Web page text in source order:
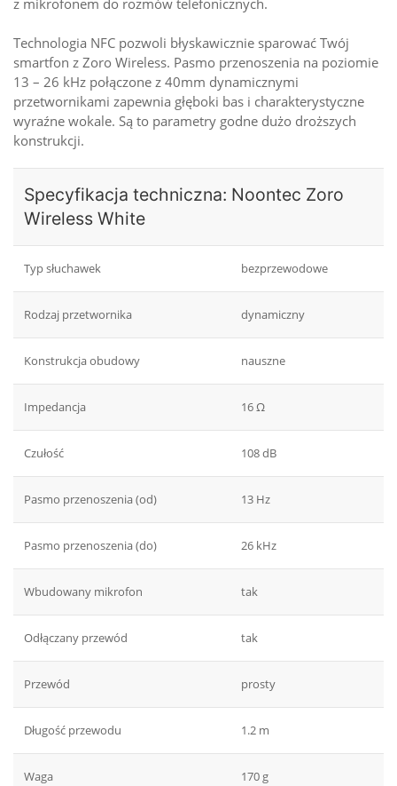
z mikrofonem do rozmów telefonicznych.
Technologia NFC pozwoli błyskawicznie sparować Twój
smartfon z Zoro Wireless. Pasmo przenoszenia na poziomie
13 – 26 kHz połączone z 40mm dynamicznymi
przetwornikami zapewnia głęboki bas i charakterystyczne
wyraźne wokale. Są to parametry godne dużo droższych
konstrukcji.
Specyfikacja techniczna: Noontec Zoro
Wireless White
Typ słuchawek bezprzewodowe
Rodzaj przetwornika dynamiczny
Konstrukcja obudowy nauszne
Impedancja 16 Ω
Czułość 108 dB
Pasmo przenoszenia (od) 13 Hz
Pasmo przenoszenia (do) 26 kHz
Wbudowany mikrofon tak
Odłączany przewód tak
Przewód prosty
Długość przewodu 1.2 m
Waga 170 g